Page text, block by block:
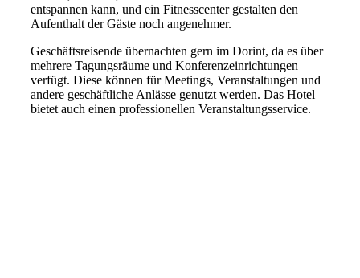
entspannen kann, und ein Fitnesscenter gestalten den
Aufenthalt der Gäste noch angenehmer.
Geschäftsreisende übernachten gern im Dorint, da es über
mehrere Tagungsräume und Konferenzeinrichtungen
verfügt. Diese können für Meetings, Veranstaltungen und
andere geschäftliche Anlässe genutzt werden. Das Hotel
bietet auch einen professionellen Veranstaltungsservice.